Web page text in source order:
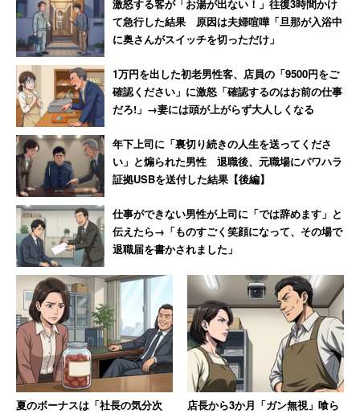
激怒する客が「お湯が出ない！」往復3時間かけ
て急行した結果 原因は夫婦喧嘩「旦那が入浴中
に奥さんがスイッチを切っただけ」
1万円を出した初老男性客、店員の「9500円をご
確認ください」に激怒「確認するのはお前の仕事
だろ!」→妻には頭が上がらず大人しくなる
年下上司に「裏切り続きの人生を送ってくださ
い」と煽られた男性 退職後、元職場にパワハラ
証拠USBを送付した結果【後編】
仕事ができない男性が上司に「では辞めます」と
伝えたら→「ものすごく笑顔になって、その場で
退職届を書かされました」
夏のボーナスは「社長の気分次
店長から3か月「ガン無視」喰ら